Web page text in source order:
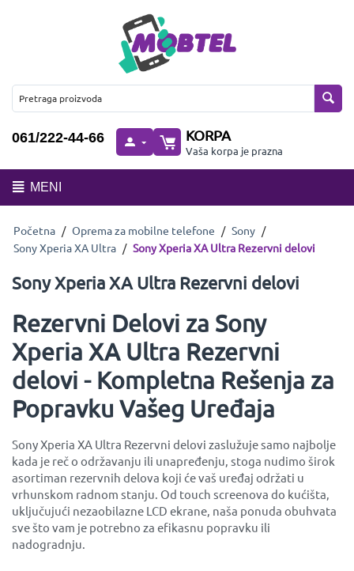
061/222-44-66 KORPA
Vaša korpa je prazna
MENI
Početna / Oprema za mobilne telefone / Sony /
Sony Xperia XA Ultra / Sony Xperia XA Ultra Rezervni delovi
Sony Xperia XA Ultra Rezervni delovi
Rezervni Delovi za Sony
Xperia XA Ultra Rezervni
delovi - Kompletna Rešenja za
Popravku Vašeg Uređaja
Sony Xperia XA Ultra Rezervni delovi zaslužuje samo najbolje
kada je reč o održavanju ili unapređenju, stoga nudimo širok
asortiman rezervnih delova koji će vaš uređaj održati u
vrhunskom radnom stanju. Od touch screenova do kućišta,
uključujući nezaobilazne LCD ekrane, naša ponuda obuhvata
sve što vam je potrebno za efikasnu popravku ili
nadogradnju.